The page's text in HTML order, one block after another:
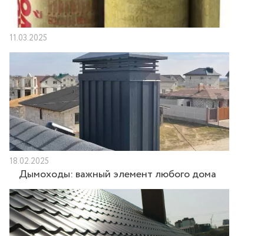
11.03.2025
18.02.2025
Дымоходы: важный элемент любого дома